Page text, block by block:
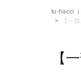
tu-hacci
【一
【